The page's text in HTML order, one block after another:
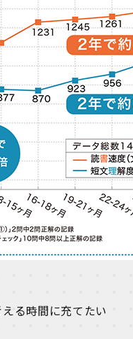
る時間に充てたい